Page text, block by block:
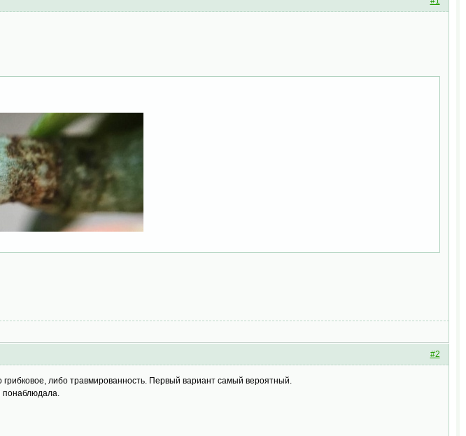
#2
либо травмированность. Первый вариант самый вероятный.
понаблюдала.